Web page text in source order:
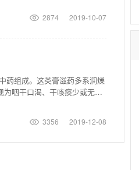
2874 2019-10-07
药组成。这类膏滋药多系润燥
为咽干口渴、干咳痰少或无
3356 2019-12-08